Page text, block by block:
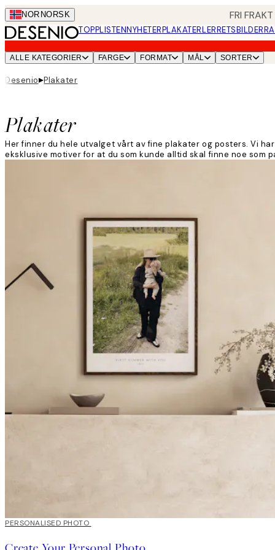
Skip
to
main
content.
NOR NORSK FRI
TOPPLISTENNYHETERPLAKATERLERRETSBILDER
ALLE KATEGORIER FARGE FORMAT MÅL SORTER
Desenio▸Plakater
Plakater
Her finner du hele utvalget vårt av fine plakater og posters. Vi
eksklusive motiver for at du som kunde alltid skal finne noe som
20%*Skap kunst
PERSONALISED PHOTO